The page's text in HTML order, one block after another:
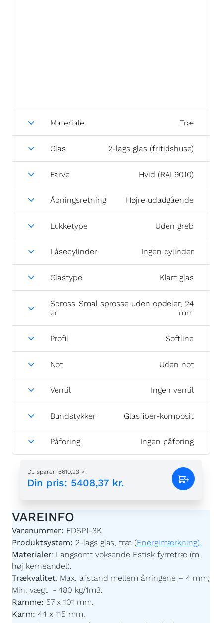
Materiale Træ
Glas 2-lags glas (fritidshuse)
Farve Hvid (RAL9010)
Åbningsretning Højre udadgående
Lukketype Uden greb
Låsecylinder Ingen cylinder
Glastype Klart glas
Spross
er
Smal sprosse uden opdeler, 24
mm
Profil Softline
Not Uden not
Ventil Ingen ventil
Bundstykker Glasfiber-komposit
Påforing Ingen påforing
Du sparer: 6610,23 kr.
Din pris: 5408,37 kr.
VAREINFO
Varenummer: FDSP1-3K
Produktsystem: 2-lags glas, træ (Energimærkning).
Materialer: Langsomt voksende Estisk fyrretræ (m.
høj kerneandel).
Trækvalitet: Max. afstand mellem årringene – 4 mm;
Min. vægt - 480 kg/1m3.
Ramme: 57 x 101 mm.
Karm: 44 x 115 mm.